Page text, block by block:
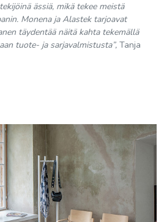
ässiä, mikä tekee meistä
Monena ja Alastek tarjoavat
täydentää näitä kahta tekemällä
tuote- ja sarjavalmistusta”, Tanja